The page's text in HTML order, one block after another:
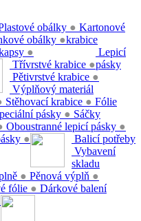
obálky ●
obálky ●
●
Kartonové
krabice
Třívrstvé krabice ●
Pětivrstvé krabice ●
Stěhovací krabice ●
Lepicí
pásky
pásky ●
Oboustranné lepicí pásky ●
●
Výplňový materiál
● Pěnová výplň ●
Fólie
fólie ●
Sáčky
Balicí potřeby
Vybavení
skladu
Dárkové balení